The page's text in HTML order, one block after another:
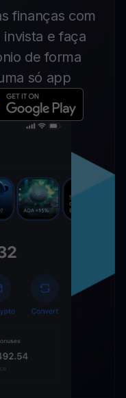
finanças com
e faça
de forma
só app